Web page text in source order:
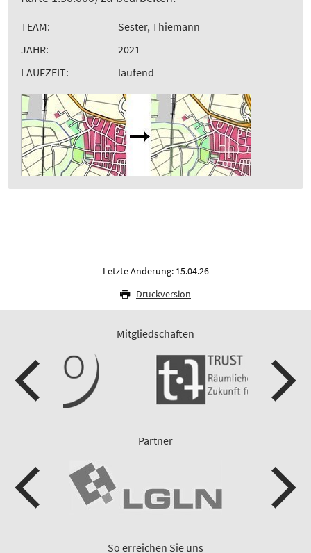
TEAM:
Sester, Thiemann
JAHR:
2021
LAUFZEIT:
laufend
Letzte Änderung: 15.04.26
Druckversion
Mitgliedschaften
Partner
So erreichen Sie uns